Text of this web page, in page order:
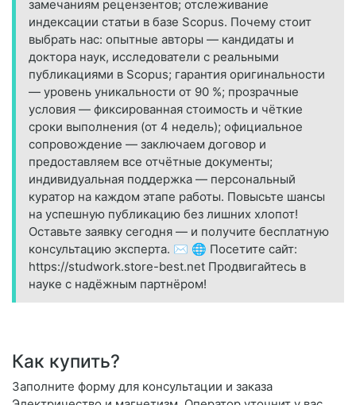
замечаниям рецензентов; отслеживание
индексации статьи в базе Scopus. Почему стоит
выбрать нас: опытные авторы — кандидаты и
доктора наук, исследователи с реальными
публикациями в Scopus; гарантия оригинальности
— уровень уникальности от 90 %; прозрачные
условия — фиксированная стоимость и чёткие
сроки выполнения (от 4 недель); официальное
сопровождение — заключаем договор и
предоставляем все отчётные документы;
индивидуальная поддержка — персональный
куратор на каждом этапе работы. Повысьте шансы
на успешную публикацию без лишних хлопот!
Оставьте заявку сегодня — и получите бесплатную
консультацию эксперта. ✉️ 🌐 Посетите сайт:
https://studwork.store-best.net Продвигайтесь в
науке с надёжным партнёром!
Как купить?
Заполните форму для консультации и заказа